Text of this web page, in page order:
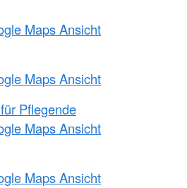
Maps Ansicht
Maps Ansicht
Pflegende
Maps Ansicht
Maps Ansicht